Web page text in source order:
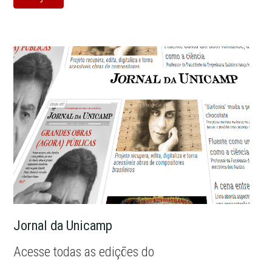
Jornal da Unicamp
Acesse todas as edições do